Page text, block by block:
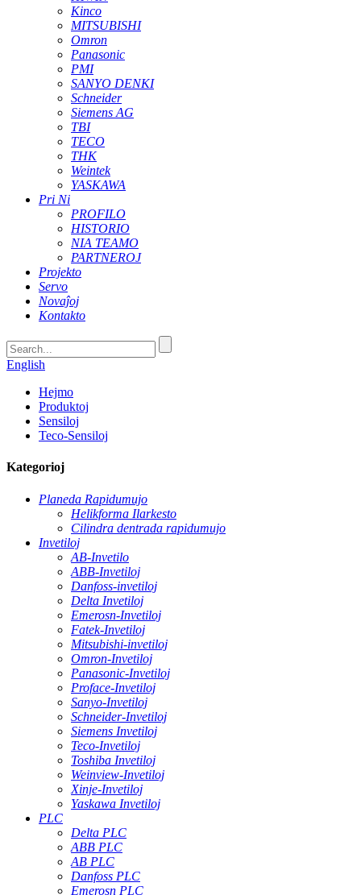
Kinco
MITSUBISHI
Omron
Panasonic
PMI
SANYO DENKI
Schneider
Siemens AG
TBI
TECO
THK
Weintek
YASKAWA
Pri Ni
PROFILO
HISTORIO
NIA TEAMO
PARTNEROJ
Projekto
Servo
Novaĵoj
Kontakto
English
Hejmo
Produktoj
Sensiloj
Teco-Sensiloj
Kategorioj
Planeda Rapidumujo
Helikforma Ilarkesto
Cilindra dentrada rapidumujo
Invetiloj
AB-Invetilo
ABB-Invetiloj
Danfoss-invetiloj
Delta Invetiloj
Emerosn-Invetiloj
Fatek-Invetiloj
Mitsubishi-invetiloj
Omron-Invetiloj
Panasonic-Invetiloj
Proface-Invetiloj
Sanyo-Invetiloj
Schneider-Invetiloj
Siemens Invetiloj
Teco-Invetiloj
Toshiba Invetiloj
Weinview-Invetiloj
Xinje-Invetiloj
Yaskawa Invetiloj
PLC
Delta PLC
ABB PLC
AB PLC
Danfoss PLC
Emerosn PLC